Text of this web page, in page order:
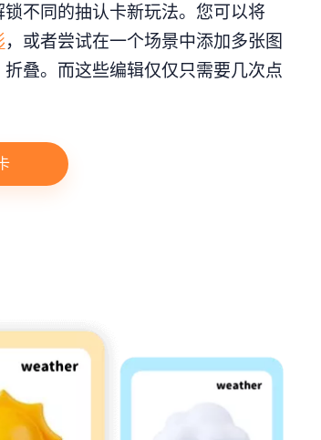
不同的抽认卡新玩法。您可以将
，或者尝试在一个场景中添加多张图
叠。而这些编辑仅仅只需要几次点